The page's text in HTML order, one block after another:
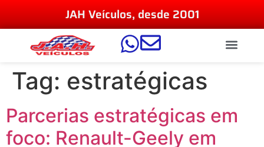
JAH Veículos, desde 2001
Tag: estratégicas
Parcerias estratégicas em
foco: Renault-Geely em